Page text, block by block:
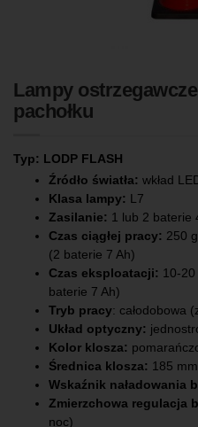
Lampy
pachołku
Typ: LODP FLASH
Źródło światła: wkład
Klasa lampy: L7
Zasilanie: 1 lub 2 baterie
Czas ciągłej pracy: 250
(2 baterie 7 Ah)
Czas eksploatacji: 10-
baterie 7 Ah)
Tryb pracy: całodobowa
Układ optyczny:
Kolor klosza:
Średnica klosza: 185 mm
Wskaźnik naładowania
Zmierzchowa regulacja
noc)